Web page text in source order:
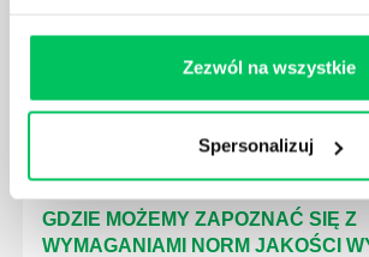
Zezwól na wszystkie
Spersonalizuj
egzekwowanie prawa wodnego? Na
odpowiemy pokrótce poniżej.
GDZIE MOŻEMY ZAPOZNAĆ SIĘ Z
WYMAGANIAMI NORM JAKOŚCI